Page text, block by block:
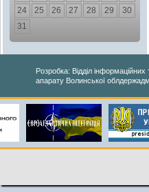
24
25 26 27 28 29
30
31
Розробка: Відділ інформаційних
апарату Волинської